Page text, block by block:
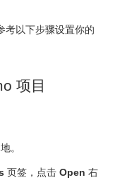
考以下步骤设置你的
项目
。
页签，点击 Open 右